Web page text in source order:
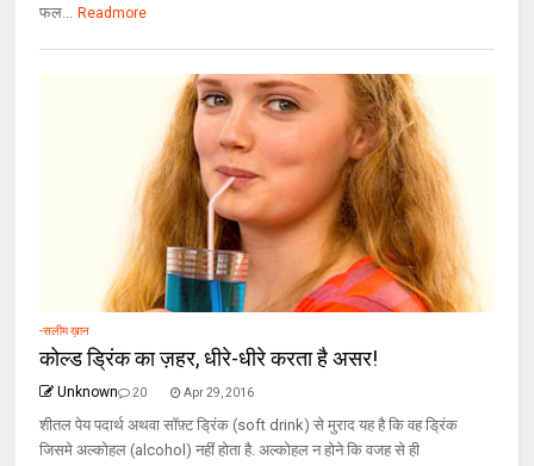
फल... Readmore
-सलीम ख़ान
कोल्ड ड्रिंक का ज़हर, धीरे-धीरे करता है असर!
Unknown 20 Apr 29, 2016
शीतल पेय पदार्थ अथवा सॉफ़्ट ड्रिंक (soft drink) से मुराद यह है कि वह ड्रिंक
जिसमे अल्कोहल (alcohol) नहीं होता है. अल्कोहल न होने कि वजह से ही